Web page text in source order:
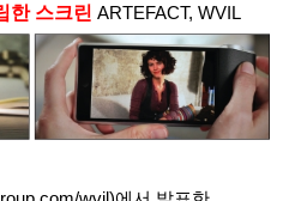
한 스크린 ARTEFACT, WVIL